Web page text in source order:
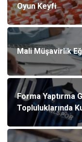
Oyun Keyfi
Mali Müşavirlik
Forma Yaptırma
Topluluklarında